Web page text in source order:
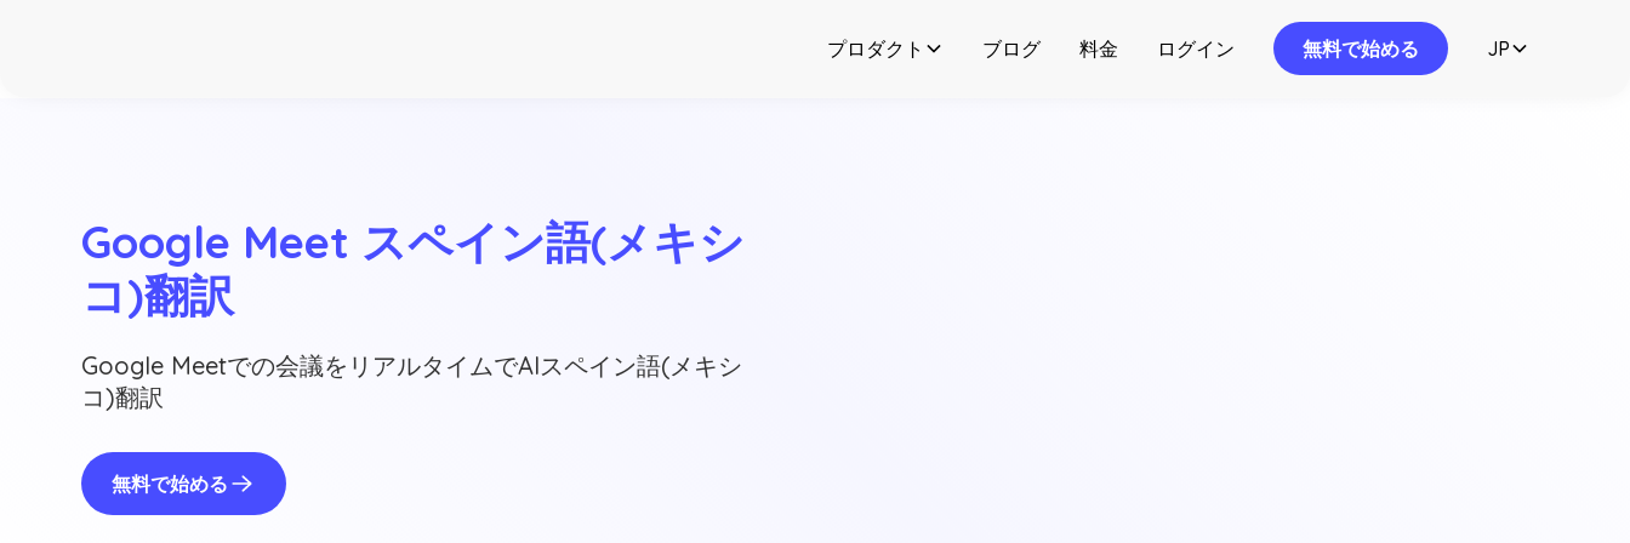
プロダクト ブログ 料金 ログイン 無料で始める JP
Google Meet スペイン語(メキシ
コ)翻訳
Google Meetでの会議をリアルタイムでAIスペイン語(メキシ
コ)翻訳
無料で始める